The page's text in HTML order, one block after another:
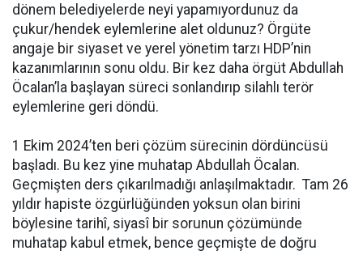
dönem belediyelerde neyi yapamıyordunuz da
çukur/hendek eylemlerine alet oldunuz? Örgüte
angaje bir siyaset ve yerel yönetim tarzı HDP’nin
kazanımlarının sonu oldu. Bir kez daha örgüt Abdullah
Öcalan’la başlayan süreci sonlandırıp silahlı terör
eylemlerine geri döndü.
1 Ekim 2024’ten beri çözüm sürecinin dördüncüsü
başladı. Bu kez yine muhatap Abdullah Öcalan.
Geçmişten ders çıkarılmadığı anlaşılmaktadır. Tam 26
yıldır hapiste özgürlüğünden yoksun olan birini
böylesine tarihî, siyasî bir sorunun çözümünde
muhatap kabul etmek, bence geçmişte de doğru